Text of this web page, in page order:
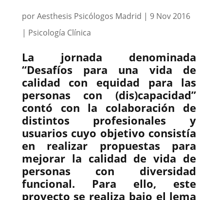
porAesthesis Psicólogos Madrid | 9 Nov 2016
| Psicología Clínica
La jornada denominada
“Desafíos para una vida de
calidad con equidad para las
personas con (dis)capacidad”
contó con la colaboración de
distintos profesionales y
usuarios cuyo objetivo consistía
en realizar propuestas para
mejorar la calidad de vida de
personas con diversidad
funcional. Para ello, este
proyecto se realiza bajo el lema